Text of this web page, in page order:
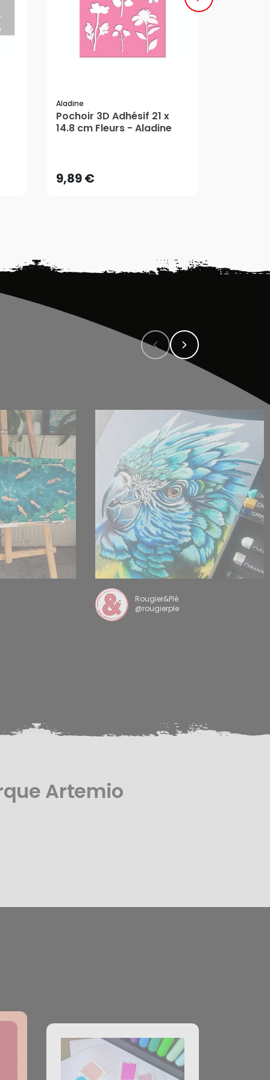
Aladine
Pochoir 3D Adhésif 21 x
14.8 cm Fleurs - Aladine
9,89 €AJOUTER AU PANIER
Rougier&Plé
@rougierple
Artemio